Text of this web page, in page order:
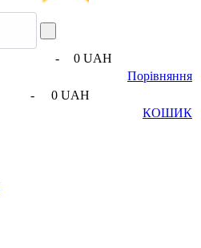
-
0 UAH
Порівняння
-
0 UAH
КОШИК